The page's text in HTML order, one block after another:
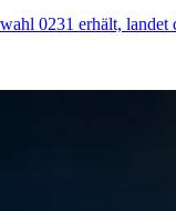
0231 erhält,